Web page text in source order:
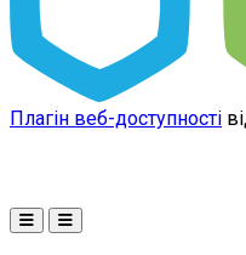
Плагін веб-доступності